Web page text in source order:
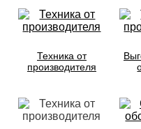
Техника от
производителя